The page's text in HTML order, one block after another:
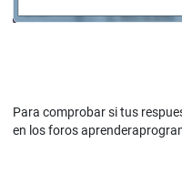
Para comprobar si tus
en los foros